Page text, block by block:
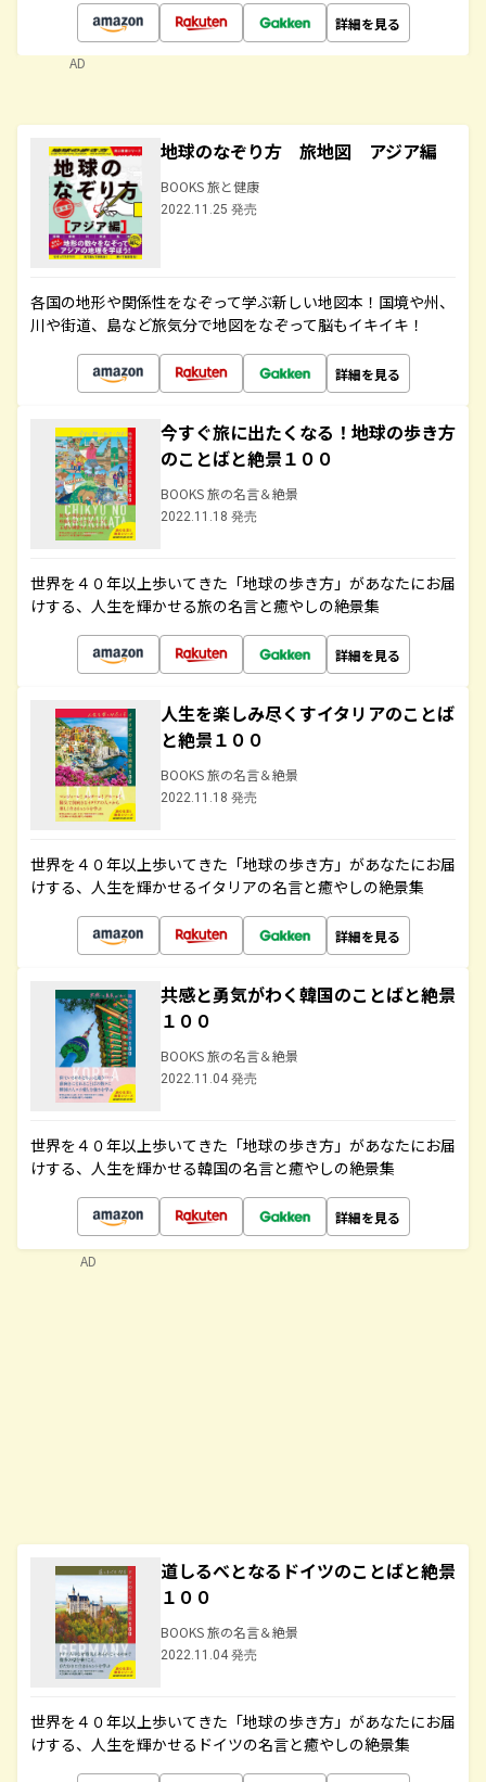
詳細を見る
AD
地球のなぞり方 旅地図 アジア編
BOOKS 旅と健康
2022.11.25 発売
各国の地形や関係性をなぞって学ぶ新しい地図本！国境や州、
川や街道、島など旅気分で地図をなぞって脳もイキイキ！
詳細を見る
今すぐ旅に出たくなる！地球の歩き方
のことばと絶景１００
BOOKS 旅の名言＆絶景
2022.11.18 発売
世界を４０年以上歩いてきた「地球の歩き方」があなたにお届
けする、人生を輝かせる旅の名言と癒やしの絶景集
詳細を見る
人生を楽しみ尽くすイタリアのことば
と絶景１００
BOOKS 旅の名言＆絶景
2022.11.18 発売
世界を４０年以上歩いてきた「地球の歩き方」があなたにお届
けする、人生を輝かせるイタリアの名言と癒やしの絶景集
詳細を見る
共感と勇気がわく韓国のことばと絶景
１００
BOOKS 旅の名言＆絶景
2022.11.04 発売
世界を４０年以上歩いてきた「地球の歩き方」があなたにお届
けする、人生を輝かせる韓国の名言と癒やしの絶景集
詳細を見る
道しるべとなるドイツのことばと絶景
１００
BOOKS 旅の名言＆絶景
2022.11.04 発売
世界を４０年以上歩いてきた「地球の歩き方」があなたにお届
けする、人生を輝かせるドイツの名言と癒やしの絶景集
AD